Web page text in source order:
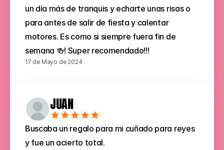
un día más de tranquis y echarte unas risas o
para antes de salir de fiesta y calentar
motores. Es como si siempre fuera fin de
semana 🍻! Super recomendado!!!
17 de Mayo de 2024
JUAN
Buscaba un regalo para mi cuñado para reyes
y fue un acierto total.